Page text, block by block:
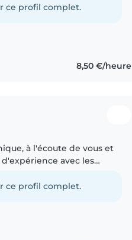
ce profil complet.
8,50 €/heure
à l'écoute de vous et
avec les
ce profil complet.